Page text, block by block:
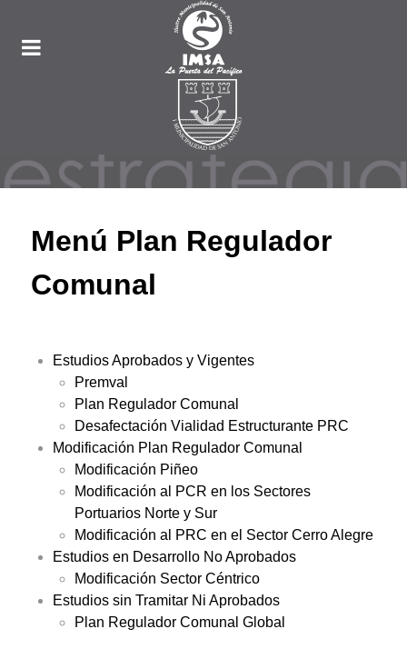
Menú Plan Regulador
Comunal
Estudios Aprobados y Vigentes
Premval
Plan Regulador Comunal
Desafectación Vialidad Estructurante PRC
Modificación Plan Regulador Comunal
Modificación Piñeo
Modificación al PCR en los Sectores
Portuarios Norte y Sur
Modificación al PRC en el Sector Cerro Alegre
Estudios en Desarrollo No Aprobados
Modificación Sector Céntrico
Estudios sin Tramitar Ni Aprobados
Plan Regulador Comunal Global